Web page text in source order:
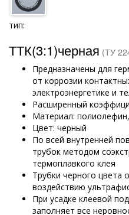
тип:
ТТК(3:1)черная (ТУ
Предназначены для
от коррозии
электроэнергетике и
Расширенный
Материал:
Цвет: черный
По всей внутренней
трубок методом
термоплавкого клея
Трубки черного цвета
воздействию
При усадке клеевой
заполняет все